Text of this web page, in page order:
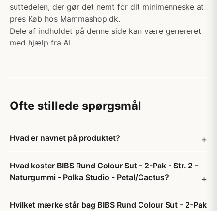
suttedelen, der gør det nemt for dit minimenneske at
pres Køb hos Mammashop.dk.
Dele af indholdet på denne side kan være genereret
med hjælp fra AI.
Ofte stillede spørgsmål
Hvad er navnet på produktet?
Hvad koster BIBS Rund Colour Sut - 2-Pak - Str. 2 -
Naturgummi - Polka Studio - Petal/Cactus?
Hvilket mærke står bag BIBS Rund Colour Sut - 2-Pak